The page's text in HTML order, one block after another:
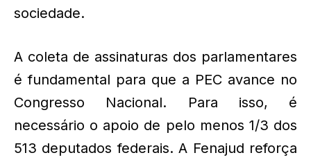
sociedade.
A coleta de assinaturas dos parlamentares
é fundamental para que a PEC avance no
Congresso Nacional. Para isso, é
necessário o apoio de pelo menos 1/3 dos
513 deputados federais. A Fenajud reforça